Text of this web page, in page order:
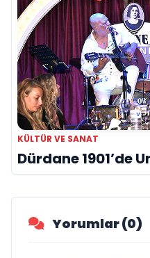
KÜLTÜR VE SANAT
Dürdane 1901’de
Yorumlar (0)